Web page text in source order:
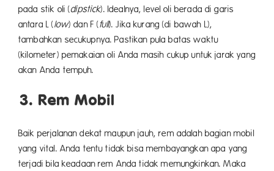
pada stik oli (dipstick). Idealnya, level oli berada di garis
antara L (low) dan F (full). Jika kurang (di bawah L),
tambahkan secukupnya. Pastikan pula batas waktu
(kilometer) pemakaian oli Anda masih cukup untuk jarak yang
akan Anda tempuh.
3. Rem Mobil
Baik perjalanan dekat maupun jauh, rem adalah bagian mobil
yang vital. Anda tentu tidak bisa membayangkan apa yang
terjadi bila keadaan rem Anda tidak memungkinkan. Maka